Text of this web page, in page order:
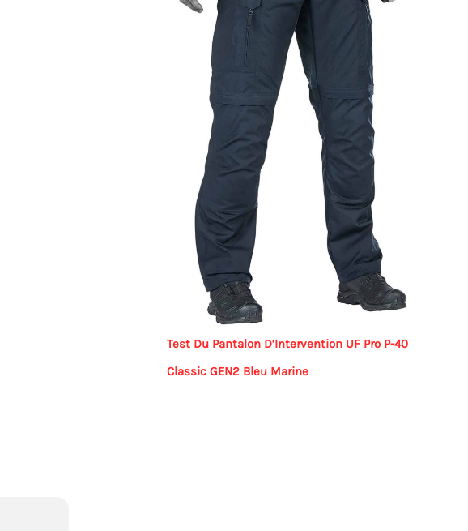
Test Du Pantalon D’Intervention UF Pro P-40
Classic GEN2 Bleu Marine